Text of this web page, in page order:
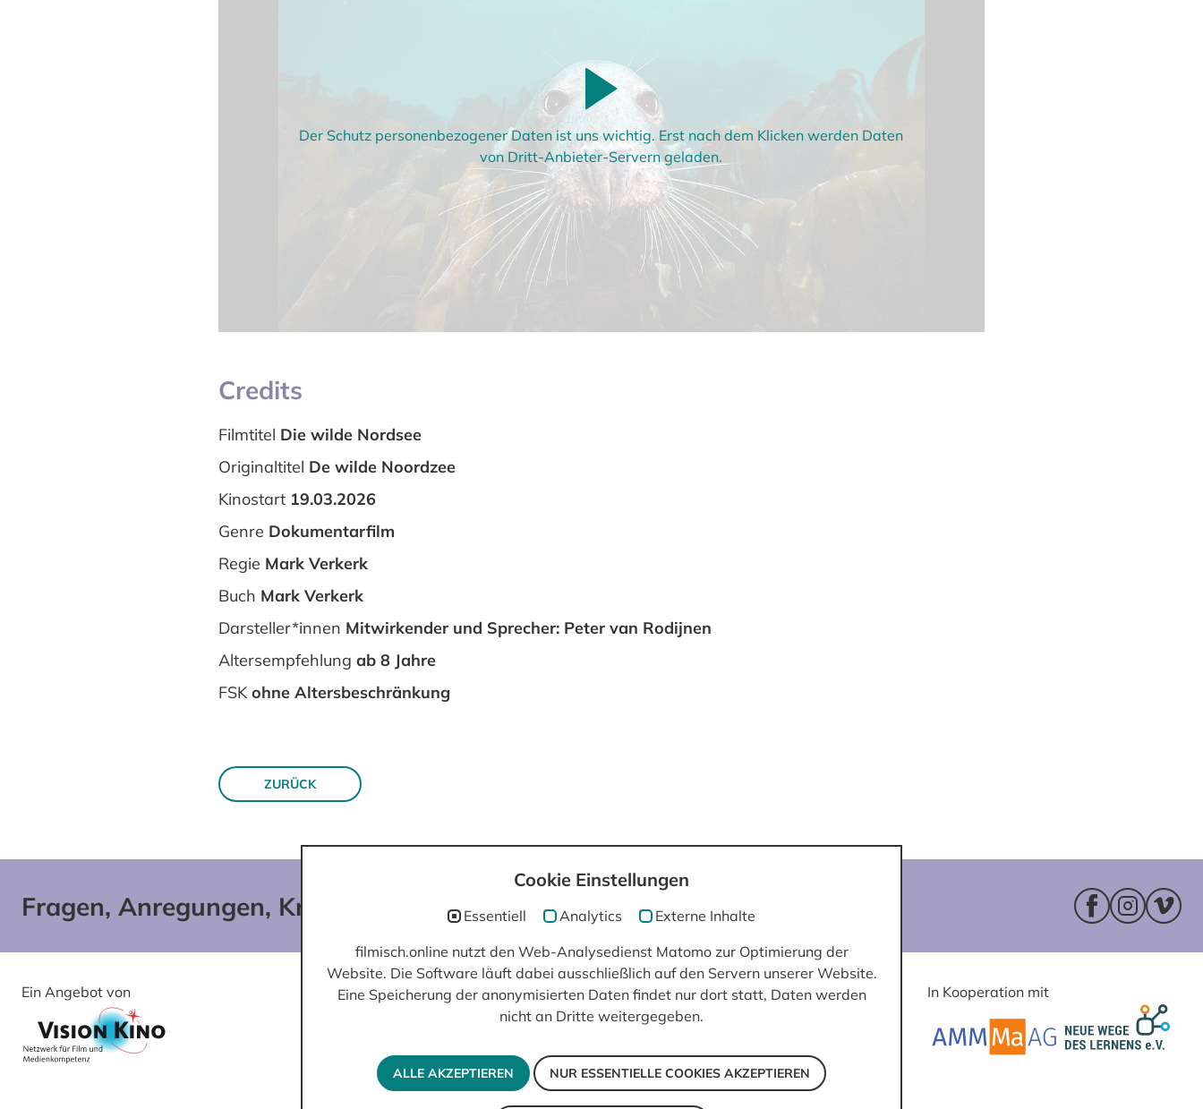
Der Schutz personenbezogener Daten ist uns wichtig. Erst nach dem Klicken werden Daten
von Dritt-Anbieter-Servern geladen.
Credits
Filmtitel Die wilde Nordsee
Originaltitel De wilde Noordzee
Kinostart 19.03.2026
Genre Dokumentarfilm
Regie Mark Verkerk
Buch Mark Verkerk
Darsteller*innen Mitwirkender und Sprecher: Peter van Rodijnen
Altersempfehlung ab 8 Jahre
FSK ohne Altersbeschränkung
ZURÜCK
Fragen, Anregungen, Kritik? post(at)filmisch.online
Ein Angebot von Gefördert von In Kooperation mit
Cookie Einstellungen
Essentiell Analytics Externe Inhalte
filmisch.online nutzt den Web-Analysedienst Matomo zur Optimierung der
Website. Die Software läuft dabei ausschließlich auf den Servern unserer Website.
Eine Speicherung der anonymisierten Daten findet nur dort statt, Daten werden
nicht an Dritte weitergegeben.
ALLE AKZEPTIEREN NUR ESSENTIELLE COOKIES AKZEPTIEREN